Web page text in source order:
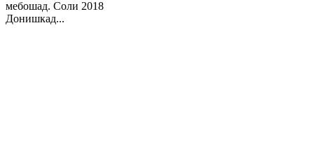
мебошад. Соли 2018
Донишкад...